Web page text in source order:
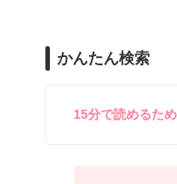
枯れ気味のシ
シングルマザー
かんたん検索
15分で読めるた